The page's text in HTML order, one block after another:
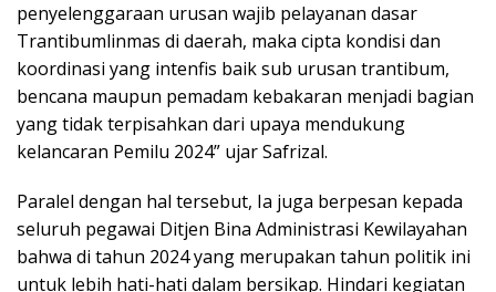
penyelenggaraan urusan wajib pelayanan dasar
Trantibumlinmas di daerah, maka cipta kondisi dan
koordinasi yang intenfis baik sub urusan trantibum,
bencana maupun pemadam kebakaran menjadi bagian
yang tidak terpisahkan dari upaya mendukung
kelancaran Pemilu 2024” ujar Safrizal.
Paralel dengan hal tersebut, Ia juga berpesan kepada
seluruh pegawai Ditjen Bina Administrasi Kewilayahan
bahwa di tahun 2024 yang merupakan tahun politik ini
untuk lebih hati-hati dalam bersikap. Hindari kegiatan